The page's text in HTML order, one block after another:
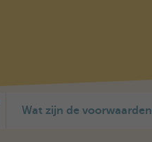
Wat zijn de